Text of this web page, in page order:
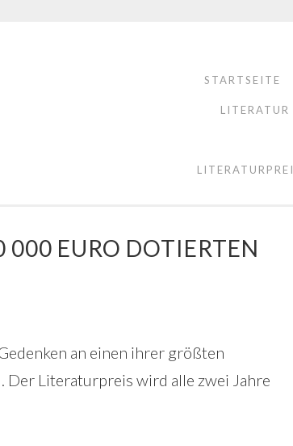
STARTSEITE
EURO DOTIERTEN
an einen ihrer größten
Literaturpreis wird alle zwei Jahre